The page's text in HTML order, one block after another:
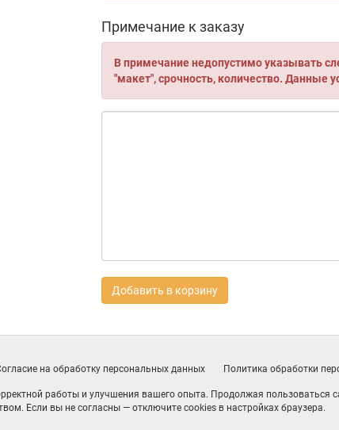
Примечание к заказу
В примечание недопустимо указывать
"макет", срочность, количество. Данные
Добавить в корзину
на обработку персональных данных Политика обработки
работы и улучшения вашего опыта. Продолжая пользоваться
Если вы не согласны — отключите cookies в настройках браузера.